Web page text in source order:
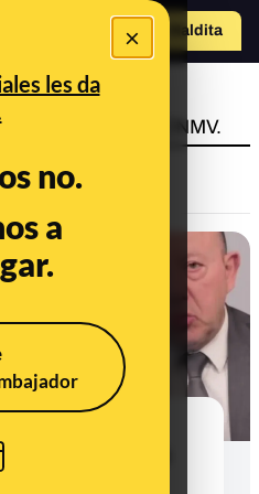
×
les da
no.
a
Hazte Maldita
autorizada por la CNMV.
imagen de El
y José